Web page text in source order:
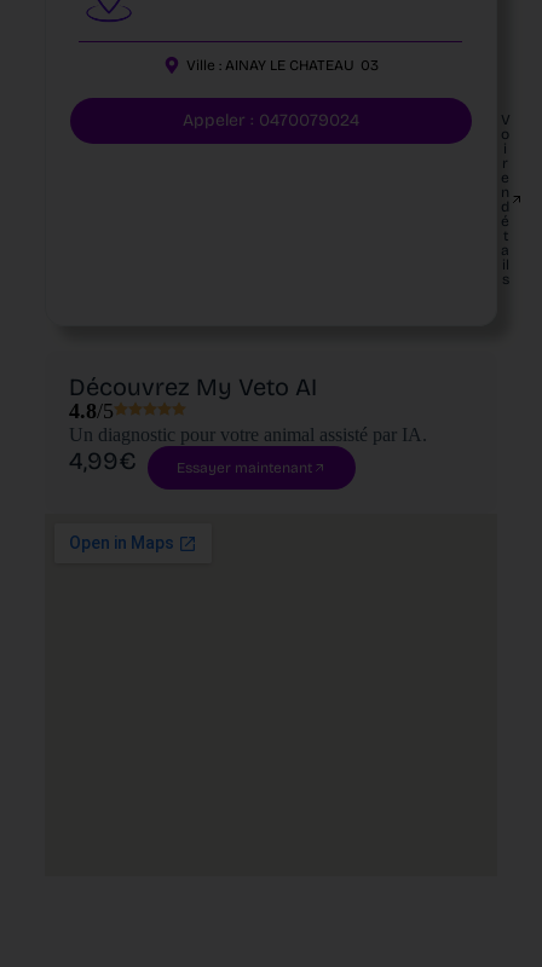
Ville : AINAY LE CHATEAU 03
Appeler : 0470079024
V
o
i
r
e
n
d
é
t
a
il
s
Découvrez My Veto AI
4.8/5
Un diagnostic pour votre animal assisté par IA.
4,99€ Essayer maintenant